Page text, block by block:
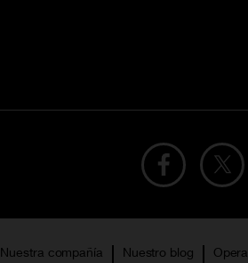
Nuestra compañía Nuestro blog